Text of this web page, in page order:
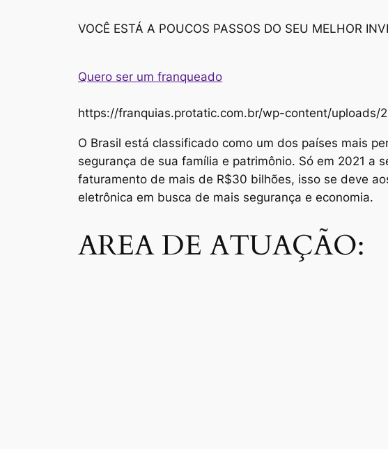
VOCÊ ESTÁ A POUCOS PASSOS DO SEU MELHOR
Quero ser um franqueado
https://franquias.protatic.com.br/wp-content/
O Brasil está classificado como um dos países mais
segurança de sua família e patrimônio. Só em 2021 a
faturamento de mais de R$30 bilhões, isso se deve
eletrônica em busca de mais segurança e economia.
AREA DE ATUAÇÃO: